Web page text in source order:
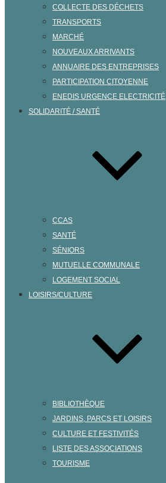
COLLECTE DES DÉCHETS
TRANSPORTS
MARCHÉ
NOUVEAUX ARRIVANTS
ANNUAIRE DES ENTREPRISES
PARTICIPATION CITOYENNE
ENEDIS URGENCE ELECTRICITÉ
SOLIDARITÉ / SANTÉ
CCAS
SANTÉ
SÉNIORS
MUTUELLE COMMUNALE
LOGEMENT SOCIAL
LOISIRS/CULTURE
BIBLIOTHÈQUE
JARDINS, PARCS ET LOISIRS
CULTURE ET FESTIVITÉS
LISTE DES ASSOCIATIONS
TOURISME